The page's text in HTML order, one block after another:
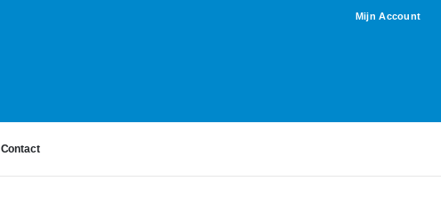
Mijn Account
Contact